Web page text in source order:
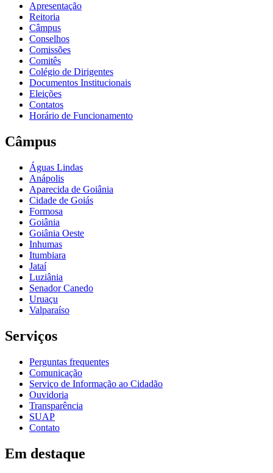
Apresentação
Reitoria
Câmpus
Conselhos
Comissões
Comitês
Colégio de Dirigentes
Documentos Institucionais
Eleições
Contatos
Horário de Funcionamento
Câmpus
Águas Lindas
Anápolis
Aparecida de Goiânia
Cidade de Goiás
Formosa
Goiânia
Goiânia Oeste
Inhumas
Itumbiara
Jataí
Luziânia
Senador Canedo
Uruaçu
Valparaíso
Serviços
Perguntas frequentes
Comunicação
Serviço de Informação ao Cidadão
Ouvidoria
Transparência
SUAP
Contato
Em destaque